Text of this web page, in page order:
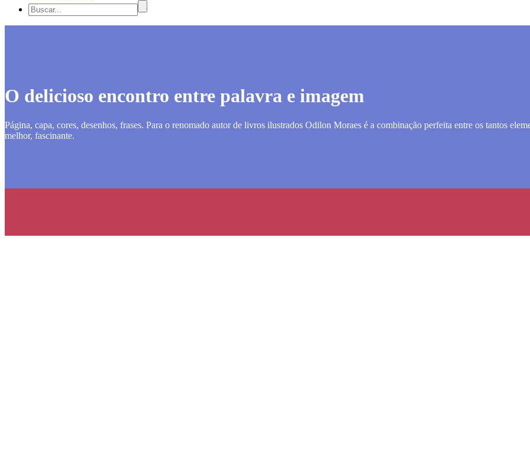
O delicioso encontro entre palavra e imagem
Página, capa, cores, desenhos, frases. Para o renomado autor de livros ilustrados Odilon Moraes é a combinação perfeita entre os tantos
melhor, fascinante.